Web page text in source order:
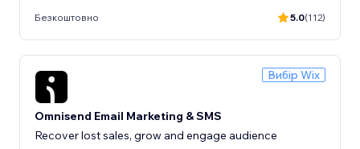
Безкоштовно 5.0(112)
Вибір Wix
Omnisend Email Marketing & SMS
Recover lost sales, grow and engage audience